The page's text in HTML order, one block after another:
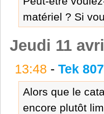
matériel ? Si
Jeudi 11
13:48 - Tek
Alors que le
encore plutôt